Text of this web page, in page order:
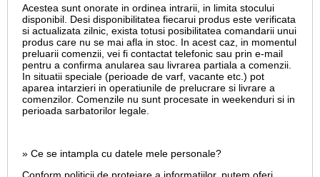
Acestea sunt onorate in ordinea intrarii, in limita stocului
disponibil. Desi disponibilitatea fiecarui produs este verificata
si actualizata zilnic, exista totusi posibilitatea comandarii unui
produs care nu se mai afla in stoc. In acest caz, in momentul
preluarii comenzii, vei fi contactat telefonic sau prin e-mail
pentru a confirma anularea sau livrarea partiala a comenzii.
In situatii speciale (perioade de varf, vacante etc.) pot
aparea intarzieri in operatiunile de prelucrare si livrare a
comenzilor. Comenzile nu sunt procesate in weekenduri si in
perioada sarbatorilor legale.
» Ce se intampla cu datele mele personale?